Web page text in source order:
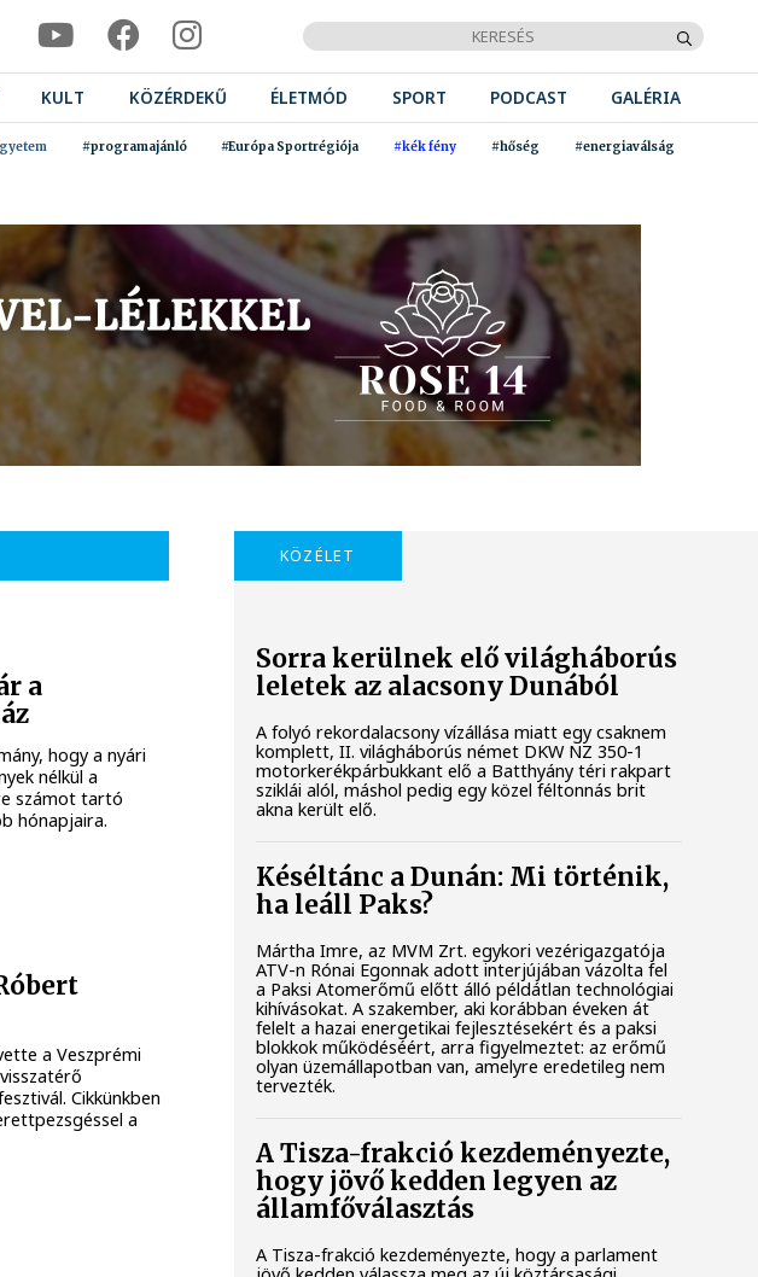
KULT KÖZÉRDEKŰ ÉLETMÓD SPORT PODCAST GALÉRIA
#programajánló #Európa Sportrégiója #kék fény #hőség #energiaválság
a
hogy a nyári
nélkül a
számot tartó
hónapjaira.
a Veszprémi
Cikkünkben
a
KÖZÉLET
Sorra kerülnek elő világháborús
leletek az alacsony Dunából
A folyó rekordalacsony vízállása miatt egy csaknem
komplett, II. világháborús német DKW NZ 350-1
motorkerékpárbukkant elő a Batthyány téri rakpart
sziklái alól, máshol pedig egy közel féltonnás brit
akna került elő.
Késéltánc a Dunán: Mi történik,
ha leáll Paks?
Mártha Imre, az MVM Zrt. egykori vezérigazgatója
ATV-n Rónai Egonnak adott interjújában vázolta fel
a Paksi Atomerőmű előtt álló példátlan technológiai
kihívásokat. A szakember, aki korábban éveken át
felelt a hazai energetikai fejlesztésekért és a paksi
blokkok működéséért, arra figyelmeztet: az erőmű
olyan üzemállapotban van, amelyre eredetileg nem
tervezték.
A Tisza-frakció kezdeményezte,
hogy jövő kedden legyen az
államfőválasztás
A Tisza-frakció kezdeményezte, hogy a parlament